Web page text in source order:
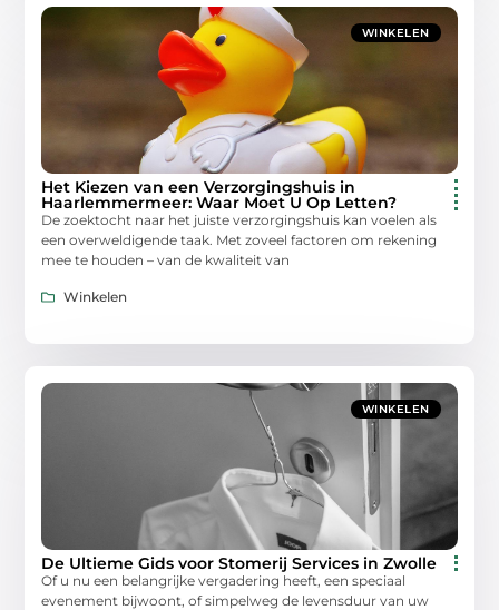
WINKELEN
Het Kiezen van een Verzorgingshuis in
Haarlemmermeer: Waar Moet U Op Letten?
De zoektocht naar het juiste verzorgingshuis kan voelen als
een overweldigende taak. Met zoveel factoren om rekening
mee te houden – van de kwaliteit van
Winkelen
WINKELEN
De Ultieme Gids voor Stomerij Services in Zwolle
Of u nu een belangrijke vergadering heeft, een speciaal
evenement bijwoont, of simpelweg de levensduur van uw